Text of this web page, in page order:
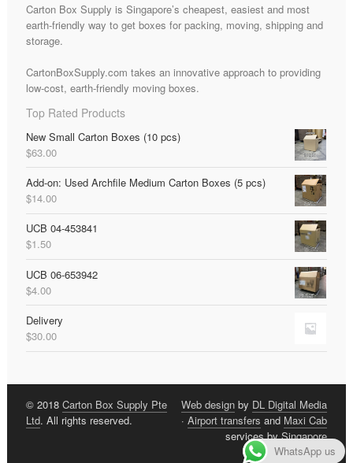
Carton Box Supply is Singapore’s cheapest, easiest and most
earth-friendly way to get boxes for packing, moving, shipping and
storage.
CartonBoxSupply.com takes an innovative approach to providing
low-cost, earth-friendly moving boxes.
Top Rated Products
New Small Carton Boxes (10 pcs)
$63.00
Add-on: Used Archfile Medium Carton Boxes (5 pcs)
$14.00
UCB 04-453841
$1.50
UCB 06-653942
$4.00
Delivery
$30.00
© 2018 Carton Box Supply Pte
Ltd. All rights reserved.
Web design by DL Digital Media
·Airport transfers and Maxi Cab
services bySingapore
Limousine
WhatsApp us